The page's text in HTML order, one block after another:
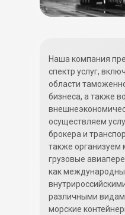
Наша компания
спектр услуг,
области
бизнеса, а также во
осуществляем
брокера и
также
грузовые
как
различными
морские